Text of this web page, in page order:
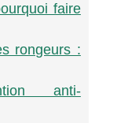
faire
rongeurs :
anti-